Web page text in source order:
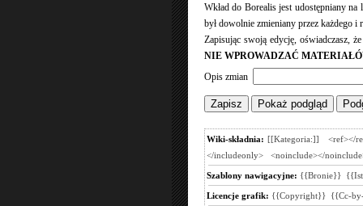
Wkład do Borealis jest udostępniany
był dowolnie zmieniany przez każdego i
Zapisując swoją edycję, oświadczasz,
NIE WPROWADZAĆ
Opis zmian
Wiki-składnia: [[Kategoria:]]
<ref></
</includeonly>
<noinclude></
Szablony nawigacyjne: {{Bronie}}
Licencje grafik: {{Copyright}} {{Cc-